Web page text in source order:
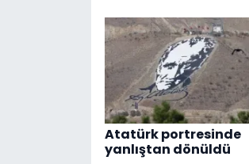
Atatürk portresinde
yanlıştan dönüldü